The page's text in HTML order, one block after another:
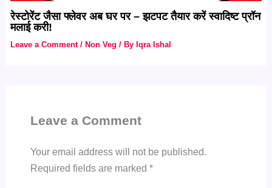
रेस्टोरेंट जैसा फ्लेवर अब घर पर – झटपट तैयार करें स्वादिष्ट प्रॉन
मलाई करी!
Leave a Comment / Non Veg / By Iqra Ishal
Leave a Comment
Your email address will not be published.
Required fields are marked *